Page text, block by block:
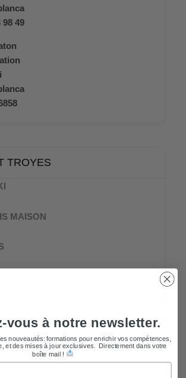
98 49
TROYES
MAISON
SENS
vous à notre newsletter.
nouveautés: formations pour enrichir vos compétences,
et des mises à jour exclusives. Directement dans votre
boîte mail !